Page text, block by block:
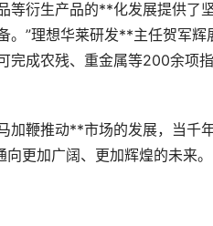
等衍生产品的**化发展提供了
”理想华莱研发**主任贺军辉
完成农残、重金属等200余项
鞭推动**市场的发展，当千
更加广阔、更加辉煌的未来。